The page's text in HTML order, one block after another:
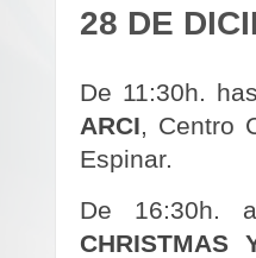
28 DE
De 11:30h.
ARCI, Centro
Espinar.
De 16:30h.
CHRISTMAS